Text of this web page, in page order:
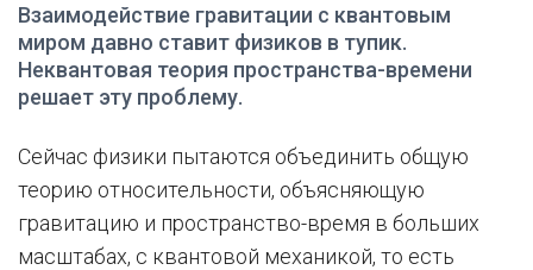
Взаимодействие гравитации с квантовым
миром давно ставит физиков в тупик.
Неквантовая теория пространства-времени
решает эту проблему.
Сейчас физики пытаются объединить общую
теорию относительности, объясняющую
гравитацию и пространство-время в больших
масштабах, с квантовой механикой, то есть